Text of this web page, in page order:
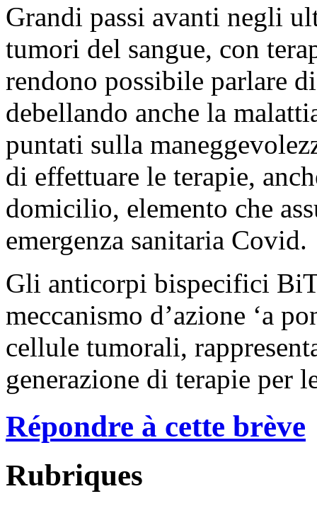
Grandi passi avanti negli
tumori del sangue, con
rendono possibile parlare
debellando anche la
puntati sulla
di effettuare le terapie,
domicilio, elemento che
emergenza sanitaria Covid.
Gli anticorpi bispecifici
meccanismo d’azione ‘a
cellule tumorali,
generazione di terapie per
Répondre à cette brève
Rubriques